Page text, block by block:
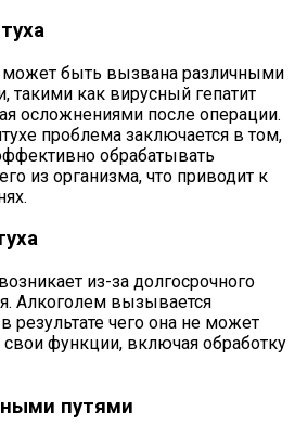
может быть вызвана различными
такими как вирусный гепатит
осложнениями после операции.
проблема заключается в том,
обрабатывать
из организма, что приводит к
из-за долгосрочного
Алкоголем вызывается
результате чего она не может
функции, включая обработку
путями